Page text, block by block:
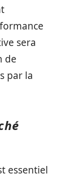
sera
de
par la
essentiel